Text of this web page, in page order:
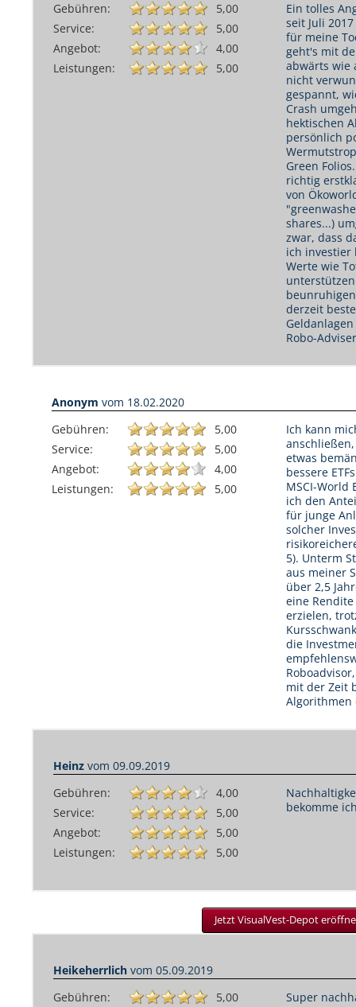
Gebühren:
5,00
Service:
5,00
Angebot:
4,00
Leistungen:
5,00
Ein tolles
seit Juli
für meine
geht's mit
abwärts wie
nicht
gespannt,
Crash
hektischen
persönlich
Green
richtig
von
shares...)
zwar, dass
ich investier
Werte wie
derzeit
Robo-
Anonym vom 18.02.2020
Gebühren:
5,00
Service:
5,00
Angebot:
4,00
Leistungen:
5,00
Ich kann
etwas
bessere
MSCI-World
ich den
für junge
solcher
5). Unterm
aus meiner
über 2,5
eine
erzielen,
die
mit der Zeit
Algorithmen
Heinz vom 09.09.2019
Gebühren:
4,00
Service:
5,00
Angebot:
5,00
Leistungen:
5,00
bekomme
Jetzt VisualVest-Depot
Heikeherrlich vom 05.09.2019
Gebühren:
5,00
Super